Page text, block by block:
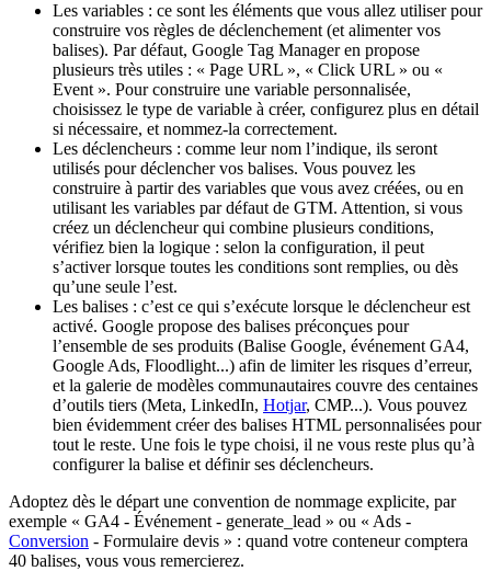
Les variables : ce sont les éléments que vous allez utiliser pour
construire vos règles de déclenchement (et alimenter vos
balises). Par défaut, Google Tag Manager en propose
plusieurs très utiles : « Page URL », « Click URL » ou «
Event ». Pour construire une variable personnalisée,
choisissez le type de variable à créer, configurez plus en détail
si nécessaire, et nommez-la correctement.
Les déclencheurs : comme leur nom l’indique, ils seront
utilisés pour déclencher vos balises. Vous pouvez les
construire à partir des variables que vous avez créées, ou en
utilisant les variables par défaut de GTM. Attention, si vous
créez un déclencheur qui combine plusieurs conditions,
vérifiez bien la logique : selon la configuration, il peut
s’activer lorsque toutes les conditions sont remplies, ou dès
qu’une seule l’est.
Les balises : c’est ce qui s’exécute lorsque le déclencheur est
activé. Google propose des balises préconçues pour
l’ensemble de ses produits (Balise Google, événement GA4,
Google Ads, Floodlight...) afin de limiter les risques d’erreur,
et la galerie de modèles communautaires couvre des centaines
d’outils tiers (Meta, LinkedIn, Hotjar, CMP...). Vous pouvez
bien évidemment créer des balises HTML personnalisées pour
tout le reste. Une fois le type choisi, il ne vous reste plus qu’à
configurer la balise et définir ses déclencheurs.
Adoptez dès le départ une convention de nommage explicite, par
exemple « GA4 - Événement - generate_lead » ou « Ads -
Conversion - Formulaire devis » : quand votre conteneur comptera
40 balises, vous vous remercierez.